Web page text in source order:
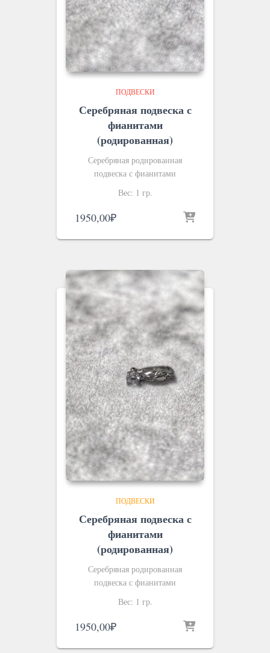
ПОДВЕСКИ
Серебряная подвеска с
фианитами
(родированная)
Серебряная родированная
подвеска с фианитами
Вес: 1 гр.
1950,00₽
ПОДВЕСКИ
Серебряная подвеска с
фианитами
(родированная)
Серебряная родированная
подвеска с фианитами
Вес: 1 гр.
1950,00₽